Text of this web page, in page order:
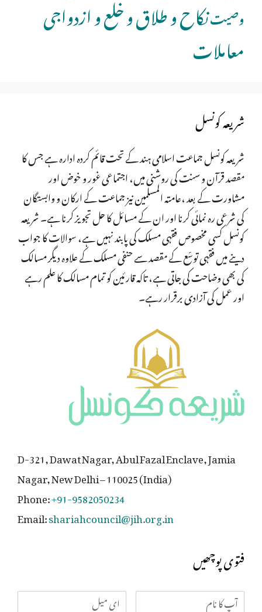
وصیتنکاح و طلاق و خلع و ازدواجی
معاملات
شریعہ کونسل
شریعہ کونسل جماعت اسلامی ہند کے تحت قائم کردہ ادارہ ہے جس کا
مقصد قرآن و سنت کی روشنی میں، اجتماعی غور و خوض اور
مشاورت کے بعد ،عامتہ المسلمین نیز جماعت کے ارکان و وابستگان
کی شرعی رہ نمائی کرنا اور ان کے مسائل کا حل تجویز کرنا ہے۔ شریعہ
کونسل کسی مخصوص فقہی مسلک کی پابند نہیں ہے، سوالات کا جواب
دینے میں فقہی توسّع کے مقصد سے حنفی مسلک کے علاوہ دیگر مسالک
کی بھی وضاحت کی جاتی ہے، تاکہ قارئین کو تمام مسالک کا علم رہے
اور عمل کی آزادی برقرار رہے۔
D-321, Dawat Nagar, Abul Fazal Enclave, Jamia
Nagar, New Delhi – 110025 (India)
Phone:+91-9582050234
Email:shariahcouncil@jih.org.in
فتوی پوچھیں